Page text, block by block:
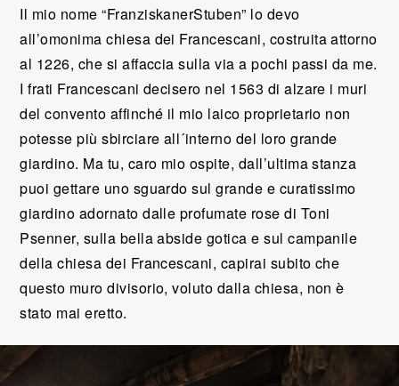
Il mio nome “FranziskanerStuben” lo devo
all’omonima chiesa dei Francescani, costruita attorno
al 1226, che si affaccia sulla via a pochi passi da me.
I frati Francescani decisero nel 1563 di alzare i muri
del convento affinché il mio laico proprietario non
potesse più sbirciare all´interno del loro grande
giardino. Ma tu, caro mio ospite, dall’ultima stanza
puoi gettare uno sguardo sul grande e curatissimo
giardino adornato dalle profumate rose di Toni
Psenner, sulla bella abside gotica e sul campanile
della chiesa dei Francescani, capirai subito che
questo muro divisorio, voluto dalla chiesa, non è
stato mai eretto.